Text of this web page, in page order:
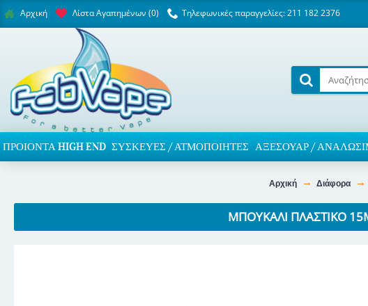
Αρχική Λίστα Αγαπημένων (0) Τηλεφωνικές παραγγελίες: 211 182 2376
ΠΡΟΙΌΝΤΑ HIGH END ΣΥΣΚΕΥΈΣ / ΑΤΜΟΠΟΙΗΤΈΣ ΑΞΕΣΟΥΆΡ /
Αρχική Διάφορα
ΜΠΟΥΚΆΛΙ ΠΛΑΣΤΙΚΌ